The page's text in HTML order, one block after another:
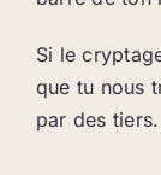
Si le
que tu nous
par des tiers.